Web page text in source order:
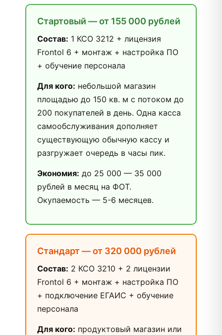
Стартовый — от 155 000 рублей
Состав: 1 КСО 3212 + лицензия
Frontol 6 + монтаж + настройка ПО
+ обучение персонала
Для кого: небольшой магазин
площадью до 150 кв. м с потоком до
200 покупателей в день. Одна касса
самообслуживания дополняет
существующую обычную кассу и
разгружает очередь в часы пик.
Экономия: до 25 000 — 35 000
рублей в месяц на ФОТ.
Окупаемость — 5-6 месяцев.
Стандарт — от 320 000 рублей
Состав: 2 КСО 3210 + 2 лицензии
Frontol 6 + монтаж + настройка ПО
+ подключение ЕГАИС + обучение
персонала
Для кого: продуктовый магазин или